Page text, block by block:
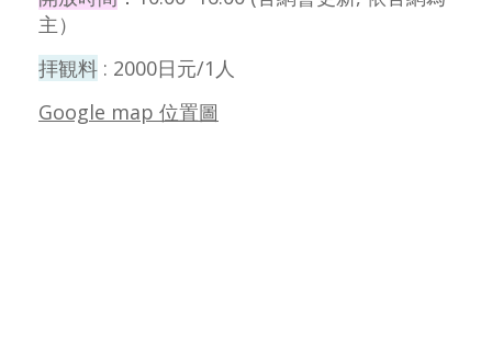
主）
拝観料 : 2000日元/1人
Google map 位置圖